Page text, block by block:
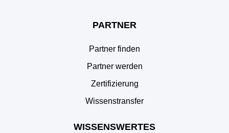
PARTNER
Partner finden
Partner werden
Zertifizierung
Wissenstransfer
WISSENSWERTES